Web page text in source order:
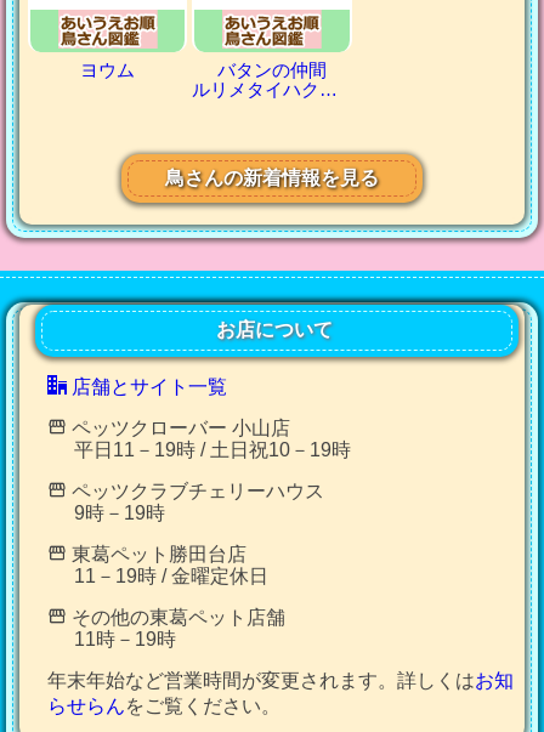
ヨウム
バタンの仲間
ルリメタイハクオウム
鳥さんの新着情報を見る
お店について
店舗とサイト一覧
ペッツクローバー 小山店
平日11－19時 / 土日祝10－19時
ペッツクラブチェリーハウス
9時－19時
東葛ペット勝田台店
11－19時 / 金曜定休日
その他の東葛ペット店舗
11時－19時
年末年始など営業時間が変更されます。詳しくはお知
らせらんをご覧ください。